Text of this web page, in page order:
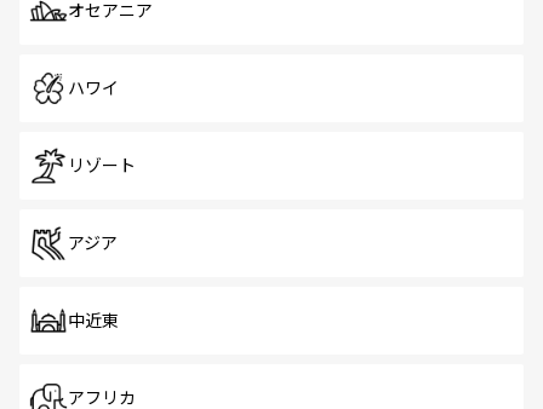
オセアニア
ハワイ
リゾート
アジア
中近東
アフリカ